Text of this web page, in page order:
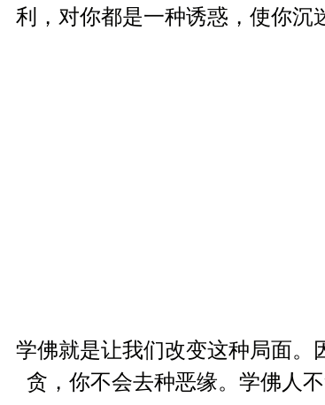
利，对你都是一种诱惑，使你沉
学佛就是让我们改变这种局面。
贪，你不会去种恶缘。学佛人